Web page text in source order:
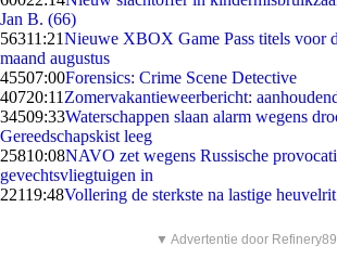
Jan B. (66)
56311:21Nieuwe XBOX Game Pass titels voor
maand augustus
45507:00Forensics: Crime Scene Detective
40720:11 Zomervakantieweerbericht:
34509:33Waterschappen slaan alarm wegens
Gereedschapskist leeg
25810:08NAVO zet wegens Russische
gevechtsvliegtuigen in
22119:48Vollering de sterkste na lastige heuvelrit
▼ Advertentie door Refinery89